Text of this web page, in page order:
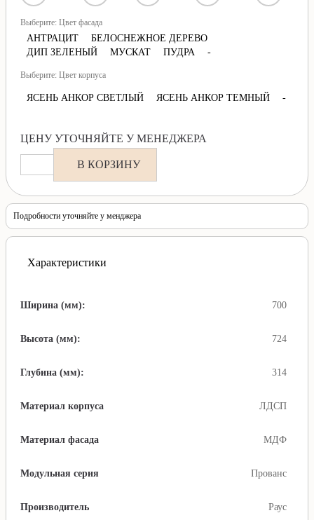
Выберите: Цвет фасада
АНТРАЦИТ
БЕЛОСНЕЖНОЕ ДЕРЕВО
ДИП ЗЕЛЕНЫЙ
МУСКАТ ПУДРА -
Выберите: Цвет корпуса
ЯСЕНЬ АНКОР СВЕТЛЫЙ ЯСЕНЬ АНКОР ТЕМНЫЙ -
ЦЕНУ УТОЧНЯЙТЕ У МЕНЕДЖЕРА
В КОРЗИНУ
Подробности уточняйте у менджера
Характеристики
Ширина (мм): 700
Высота (мм): 724
Глубина (мм): 314
Материал корпуса ЛДСП
Материал фасада МДФ
Модульная серия Прованс
Производитель Раус